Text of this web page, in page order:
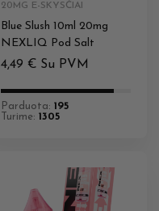
20MG E-SKYSČIAI
Blue Slush 10ml 20mg
NEXLIQ Pod Salt
4,49 € Su PVM
Parduota: 195
Turime: 1305